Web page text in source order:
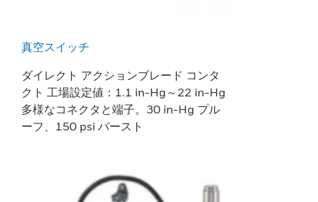
真空スイッチ
ダイレクト アクションブレード コンタ
クト 工場設定値：1.1 in-Hg～22 in-Hg
多様なコネクタと端子。30 in-Hg プル
ーフ、150 psi バースト